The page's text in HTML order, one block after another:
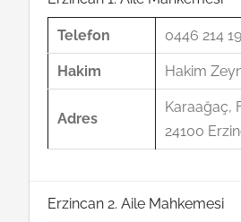
Telefon 0446 214
Hakim Hakim
Adres
Karaağaç,
24100
Erzincan 2. Aile Mahkemesi